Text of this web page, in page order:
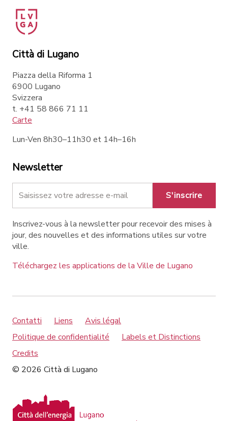
Città di Lugano
Piazza della Riforma 1
6900 Lugano
Svizzera
t. +41 58 866 71 11
Carte
Lun-Ven 8h30–11h30 et 14h–16h
Newsletter
S'inscrire
Inscrivez-vous à la newsletter pour recevoir des mises à
jour, des nouvelles et des informations utiles sur votre
ville.
Téléchargez les applications de la Ville de Lugano
Contatti Liens
Avis légal
Politique de confidentialité
Labels et Distinctions
Credits
© 2026 Città di Lugano